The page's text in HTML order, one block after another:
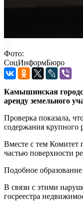
Фото:
СоцИнформБюро
Камышинская
аренду земельного
Проверка показала,
содержания крупного
Вместе с тем Комитет
частью поверхности
Подобное
В связи с этими
госреестра